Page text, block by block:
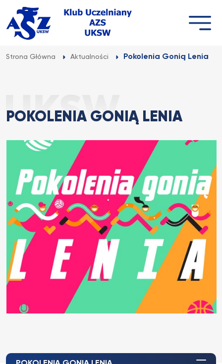
Przejdź
treści
Strona Główna Aktualności Pokolenia Gonią Lenia
POKOLENIA GONIĄ LENIA